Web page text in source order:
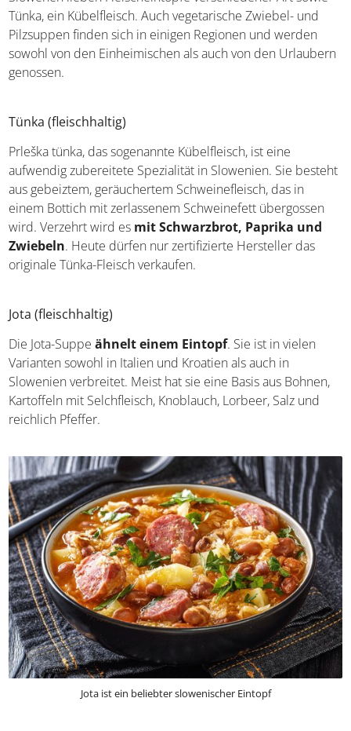
Slowenen lieben Fleischeintöpfe verschiedener Art sowie
Tünka, ein Kübelfleisch. Auch vegetarische Zwiebel- und
Pilzsuppen finden sich in einigen Regionen und werden
sowohl von den Einheimischen als auch von den
Prleška tünka, das sogenannte Kübelfleisch, ist eine
aufwendig zubereitete Spezialität in Slowenien. Sie
besteht aus gebeiztem, geräuchertem Schweinefleisch,
das in einem Bottich mit zerlassenem Schweinefett
übergossen wird. Verzehrt wird esmit Schwarzbrot,
Paprika und Zwiebeln. Heute dürfen nur zertifizierte
Die Jota-Suppeähnelt einem Eintopf . Sie ist in vielen
Varianten sowohl in Italien und Kroatien als auch in
Slowenien verbreitet. Meist hat sie eine Basis aus Bohnen,
Kartoffeln mit Selchfleisch, Knoblauch, Lorbeer, Salz und
Jota ist ein beliebter slowenischer Eintopf